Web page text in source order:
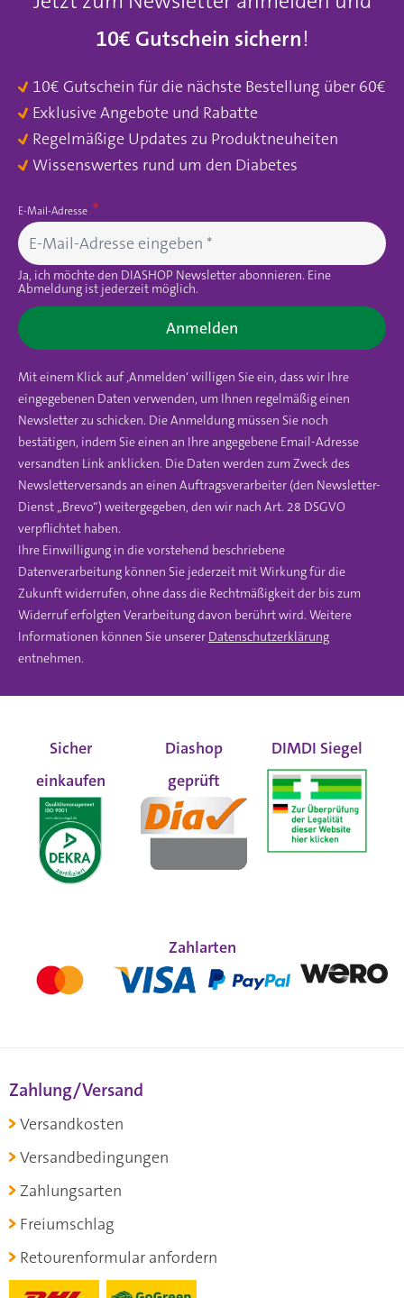
10€ Gutschein sichern!
10€ Gutschein für die nächste Bestellung über 60€
Exklusive Angebote und Rabatte
Regelmäßige Updates zu Produktneuheiten
Wissenswertes rund um den Diabetes
E-Mail-Adresse
Ja, ich möchte den DIASHOP Newsletter abonnieren. Eine
Abmeldung ist jederzeit möglich.
Anmelden
Mit einem Klick auf ‚Anmelden‘ willigen Sie ein, dass wir Ihre
eingegebenen Daten verwenden, um Ihnen regelmäßig einen
Newsletter zu schicken. Die Anmeldung müssen Sie noch
bestätigen, indem Sie einen an Ihre angegebene Email-Adresse
versandten Link anklicken. Die Daten werden zum Zweck des
Newsletterversands an einen Auftragsverarbeiter (den Newsletter-
Dienst „Brevo“) weitergegeben, den wir nach Art. 28 DSGVO
verpflichtet haben.
Ihre Einwilligung in die vorstehend beschriebene
Datenverarbeitung können Sie jederzeit mit Wirkung für die
Zukunft widerrufen, ohne dass die Rechtmäßigkeit der bis zum
Widerruf erfolgten Verarbeitung davon berührt wird. Weitere
Informationen können Sie unserer Datenschutzerklärung
entnehmen.
Sicher
einkaufen
Diashop
geprüft
DIMDI Siegel
Zahlarten
Zahlung/Versand
Versandkosten
Versandbedingungen
Zahlungsarten
Freiumschlag
Retourenformular anfordern